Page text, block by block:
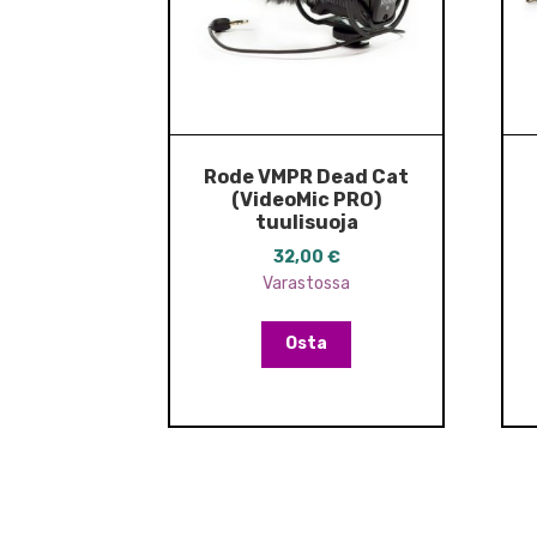
Rode VMPR Dead Cat
(VideoMic PRO)
tuulisuoja
32,00 €
Varastossa
Osta